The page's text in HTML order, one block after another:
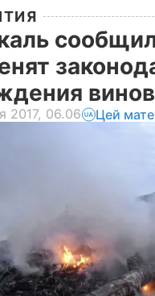
2017, 06.06 Цей